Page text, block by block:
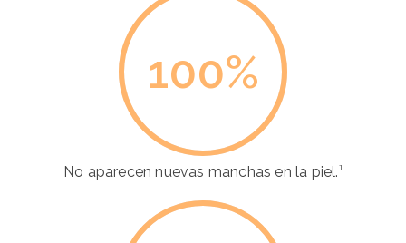
100%
No aparecen nuevas manchas en la piel.¹